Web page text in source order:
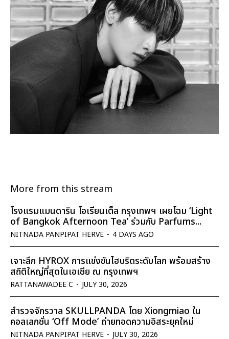
More from this stream
โรงแรมแมนดาริน โอเรียนเต็ล กรุงเทพฯ เผยโฉม ‘Light
of Bangkok Afternoon Tea’ ร่วมกับ Parfums...
NITNADA PANPIPAT HERVE - 4 DAYS AGO
เจาะลึก HYROX การแข่งขันไฮบริดระดับโลก พร้อมสร้าง
สถิติใหญ่ที่สุดในเอเชีย ณ กรุงเทพฯ
RATTANAWADEE C - JULY 30, 2026
สำรวจจักรวาล SKULLPANDA โดย Xiongmiao ใน
คอลเลกชั่น ‘Off Mode’ ถ่ายทอดความอิสระยุคใหม่
NITNADA PANPIPAT HERVE - JULY 30, 2026